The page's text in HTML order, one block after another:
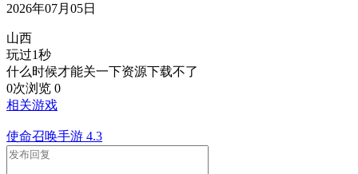
2026年07月05日
山西
玩过1秒
什么时候才能关一下资源下载不了
0次浏览 0
相关游戏
使命召唤手游 4.3